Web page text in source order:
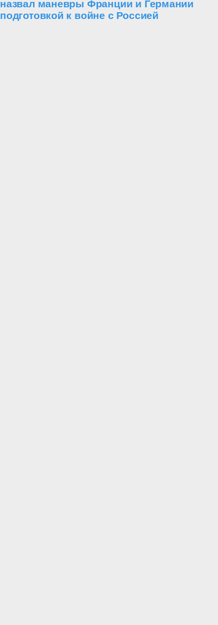
назвал маневры Франции и Германии
подготовкой к войне с Россией